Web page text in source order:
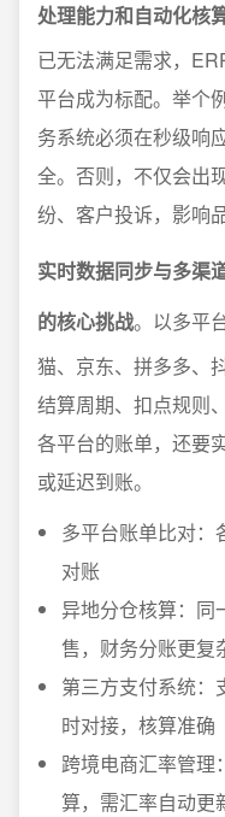
处理能力和自动化核
已无法满足需求，
平台成为标配。举个
务系统必须在秒级响
全。否则，不仅会出
纷、客户投诉，影响
实时数据同步与多渠
的核心挑战。以多平
猫、京东、拼多多、
结算周期、扣点规则
各平台的账单，还要
或延迟到账。
多平台账单比对：
对账
异地分仓核算：同
售，财务分账更复
第三方支付系统：
时对接，核算准确
跨境电商汇率管理
算，需汇率自动更